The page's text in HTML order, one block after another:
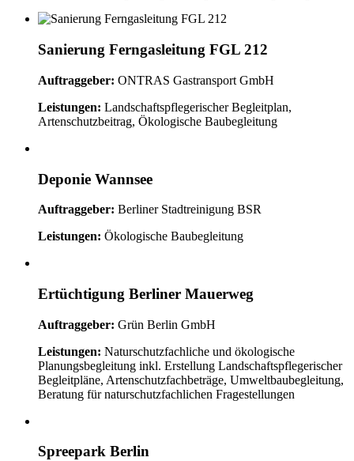
Sanierung Ferngasleitung FGL 212
Auftraggeber: ONTRAS Gastransport GmbH
Leistungen: Landschaftspflegerischer Begleitplan,
Artenschutzbeitrag, Ökologische Baubegleitung
Deponie Wannsee
Auftraggeber: Berliner Stadtreinigung BSR
Leistungen: Ökologische Baubegleitung
Ertüchtigung Berliner Mauerweg
Auftraggeber: Grün Berlin GmbH
Leistungen: Naturschutzfachliche und ökologische
Planungsbegleitung inkl. Erstellung Landschaftspflegerischer
Begleitpläne, Artenschutzfachbeträge, Umweltbaubegleitung,
Beratung für naturschutzfachlichen Fragestellungen
Spreepark Berlin